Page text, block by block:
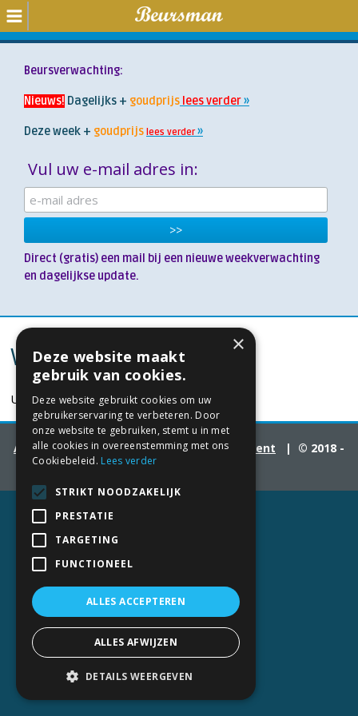
Beursverwachting:
Nieuws! Dagelijks + goudprijs lees verder
Deze week + goudprijs lees verder
Vul uw e-mail adres in:
Direct (gratis) een mail bij een nieuwe weekverwachting
en dagelijkse update.
Winkelwagen
U heeft nog niets in uw winkelwagen.
Algemene voorwaarden|Privacy statement | © 2018 -
2026 Beursman BV
×
Deze website maakt
gebruik van cookies.
Deze website gebruikt cookies om uw
gebruikerservaring te verbeteren. Door
onze website te gebruiken, stemt u in met
alle cookies in overeenstemming met ons
Cookiebeleid. Lees verder
STRIKT NOODZAKELIJK
PRESTATIE
TARGETING
FUNCTIONEEL
ALLES ACCEPTEREN
ALLES AFWIJZEN
DETAILS WEERGEVEN